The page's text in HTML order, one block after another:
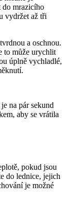
do mrazicího
vydržet až tři
a oschnou.
to může urychlit
úplně vychladlé,
na pár sekund
aby se vrátila
pokud jsou
do lednice, jejich
je možné